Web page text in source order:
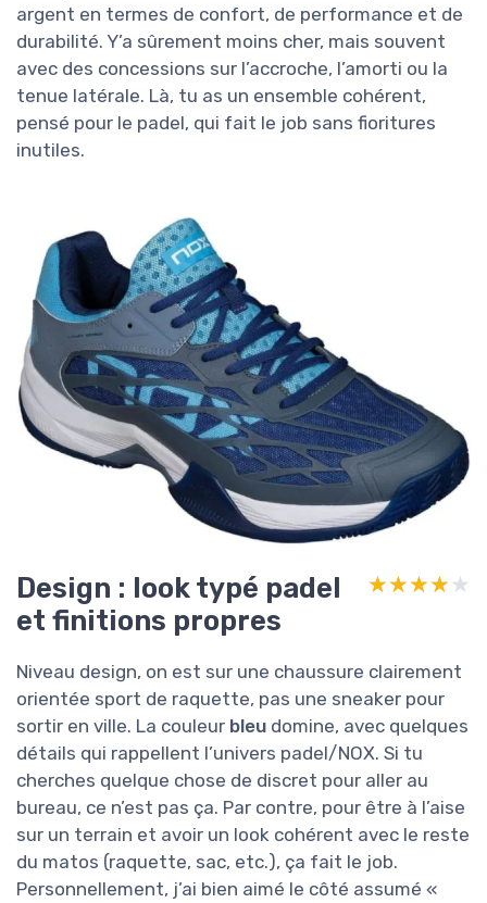
argent en termes de confort, de performance et de
durabilité. Y’a sûrement moins cher, mais souvent
avec des concessions sur l’accroche, l’amorti ou la
tenue latérale. Là, tu as un ensemble cohérent,
pensé pour le padel, qui fait le job sans fioritures
inutiles.
Design : look typé padel
et finitions propres
★★★★★
★★★★★
Niveau design, on est sur une chaussure clairement
orientée sport de raquette, pas une sneaker pour
sortir en ville. La couleur bleu domine, avec quelques
détails qui rappellent l’univers padel/NOX. Si tu
cherches quelque chose de discret pour aller au
bureau, ce n’est pas ça. Par contre, pour être à l’aise
sur un terrain et avoir un look cohérent avec le reste
du matos (raquette, sac, etc.), ça fait le job.
Personnellement, j’ai bien aimé le côté assumé «